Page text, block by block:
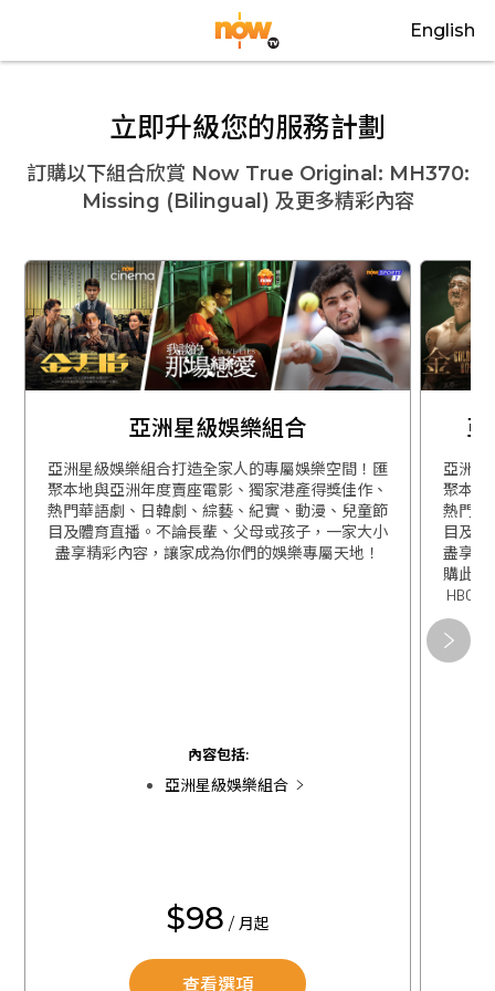
English
立即升級您的服務計劃
訂購以下組合欣賞 Now True Original: MH370:
Missing (Bilingual) 及更多精彩內容
亞洲星級娛樂組合
亞洲星級娛樂組合打造全家人的專屬娛樂空間！匯
聚本地與亞洲年度賣座電影、獨家港產得獎佳作、
熱門華語劇、日韓劇、綜藝、紀實、動漫、兒童節
目及體育直播。不論長輩、父母或孩子，一家大小
盡享精彩內容，讓家成為你們的娛樂專屬天地！
內容包括:
亞洲星級娛樂組合
$98 / 月起
查看選項
亞
亞洲星
聚本地
熱門華
目及
盡享精
購此組
HBO
關閉